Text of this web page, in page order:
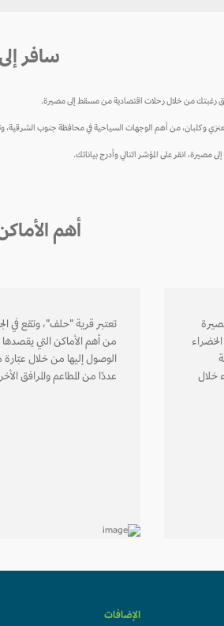
سافر
رغبتك من خلال رحلات اقتصادية من مسقط إلى مصيرة.
وكلبان، من أهم الوجهات السياحية في محافظة جنوب الشرقية،
مصيرة، انقر على المؤشر التالي وأدرج بياناتك.
أهم
خلال
تعتبر قرية "حلف"، وتقع في
من أهم الأماكن التي
الوصول إليها من خلال
عددًا من المطاعم والمرافق
الإضافات